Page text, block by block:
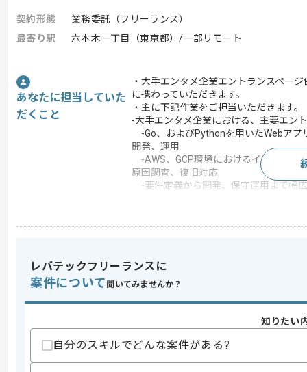
契約形態
業務委託（フリーランス）
最寄り駅
六本木一丁目（東京都）/一部リモート
あなたに担当していた
だくこと
・大手エンタメ企業エントランスペー
に携わっていただきます。
・主に下記作業をご担当いただきます。
-大手エンタメ企業における、主要エン
-Go、およびPythonを用いたWebアプ
開発、運用
-AWS、GCP環境におけるインフラ運
原因調査、復旧対応
-要件定義から開発、保守運用まで幅
業務内容
特徴
スキル
求めるスキル
レバテックフリーランスに
案件について 聞いてみませんか？
知りたい
自分のスキルでどんな案件がある?